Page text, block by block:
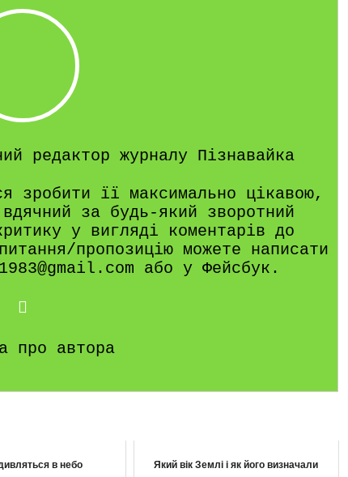
редактор журналу Пізнавайка
зробити її максимально цікавою,
за будь-який зворотний
у вигляді коментарів до
пропозицію можете написати
або у Фейсбук.
про автора
в небо Який вік Землі і як його визначали